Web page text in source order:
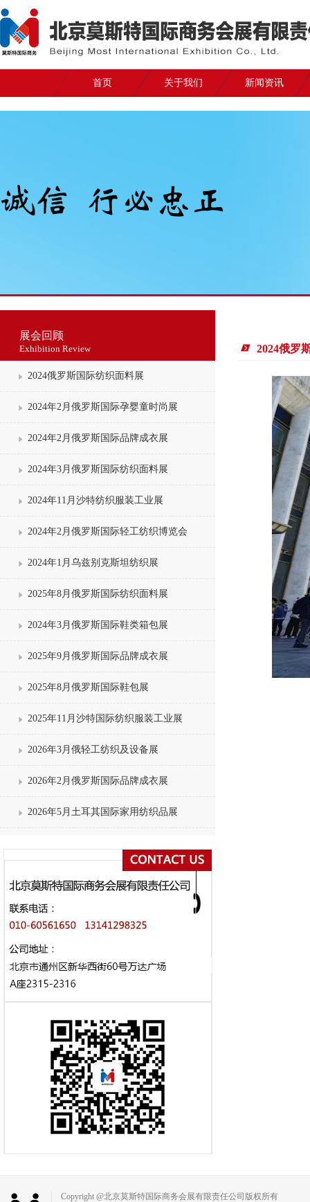
首页 关于我们 新闻资讯
展会回顾
Exhibition Review
2024俄罗斯国际纺织面料展
2024年2月俄罗斯国际孕婴童时尚展
2024年2月俄罗斯国际品牌成衣展
2024年3月俄罗斯国际纺织面料展
2024年11月沙特纺织服装工业展
2024年2月俄罗斯国际轻工纺织博览会
2024年1月乌兹别克斯坦纺织展
2025年8月俄罗斯国际纺织面料展
2024年3月俄罗斯国际鞋类箱包展
2025年9月俄罗斯国际品牌成衣展
2025年8月俄罗斯国际鞋包展
2025年11月沙特国际纺织服装工业展
2026年3月俄轻工纺织及设备展
2026年2月俄罗斯国际品牌成衣展
2026年5月土耳其国际家用纺织品展
2024俄罗
Copyright @北京莫斯特国际商务会展有限责任公司版权所有